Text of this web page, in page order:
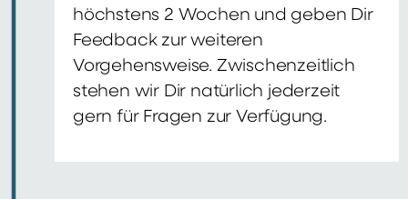
höchstens 2 Wochen und geben Dir
Feedback zur weiteren
Vorgehensweise. Zwischenzeitlich
stehen wir Dir natürlich jederzeit
gern für Fragen zur Verfügung.